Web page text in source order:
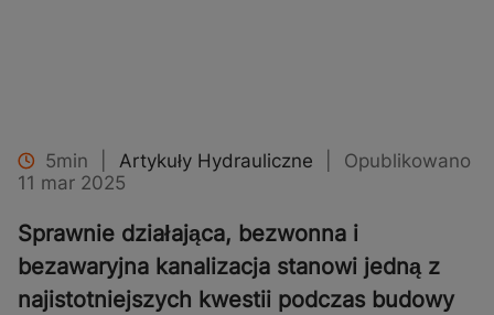
5min Artykuły Hydrauliczne
Opublikowano
11 mar 2025
Sprawnie działająca, bezwonna i
bezawaryjna kanalizacja stanowi jedną z
najistotniejszych kwestii podczas budowy